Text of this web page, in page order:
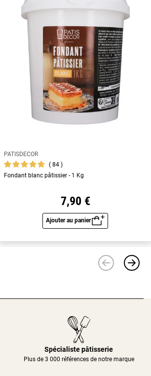
PATISDECOR
84
Fondant blanc pâtissier - 1 Kg
7,90 €
Ajouter au panier
Aperçu rapide
Spécialiste pâtisserie
Plus de 3 000 références de notre marque